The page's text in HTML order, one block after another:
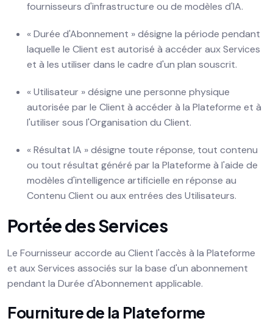
fournisseurs d'infrastructure ou de modèles d'IA.
« Durée d'Abonnement » désigne la période pendant
laquelle le Client est autorisé à accéder aux Services
et à les utiliser dans le cadre d'un plan souscrit.
« Utilisateur » désigne une personne physique
autorisée par le Client à accéder à la Plateforme et à
l'utiliser sous l'Organisation du Client.
« Résultat IA » désigne toute réponse, tout contenu
ou tout résultat généré par la Plateforme à l'aide de
modèles d'intelligence artificielle en réponse au
Contenu Client ou aux entrées des Utilisateurs.
Portée des Services
Le Fournisseur accorde au Client l'accès à la Plateforme
et aux Services associés sur la base d'un abonnement
pendant la Durée d'Abonnement applicable.
Fourniture de la Plateforme